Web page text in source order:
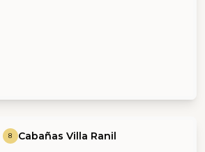
8 Cabañas Villa Ranil